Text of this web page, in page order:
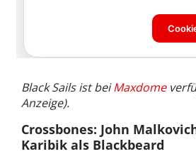
Black Sails ist beiMaxdome
Anzeige).
Crossbones: John
Karibik als Blackbeard